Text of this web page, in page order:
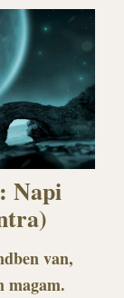
Napi
van,
magam.